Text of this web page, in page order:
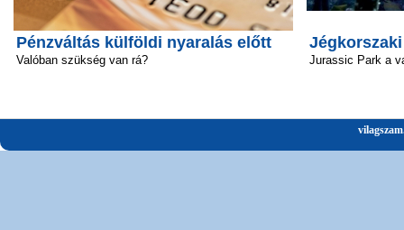
Pénzváltás külföldi nyaralás előtt
Valóban szükség van rá? Jurassic Park a